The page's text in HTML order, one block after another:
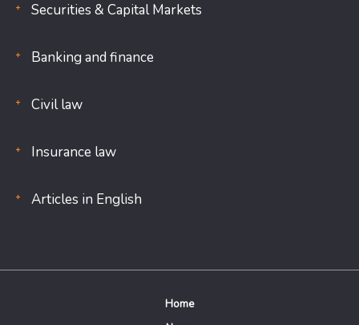
Securities & Capital Markets
Banking and finance
Civil law
Insurance law
Articles in English
Home